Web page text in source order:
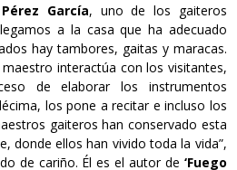
García, uno de los gaiteros
a la casa que ha adecuado
hay tambores, gaitas y maracas.
interactúa con los visitantes,
de elaborar los instrumentos
los pone a recitar e incluso los
gaiteros han conservado esta
donde ellos han vivido toda la vida”,
de cariño. Él es el autor de ‘Fuego